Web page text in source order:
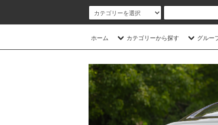
ホーム カテゴリーから探す グルー